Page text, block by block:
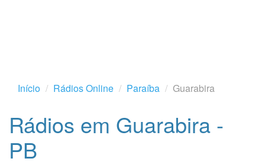
Início Rádios Online Paraíba Guarabira
Rádios em Guarabira -
PB